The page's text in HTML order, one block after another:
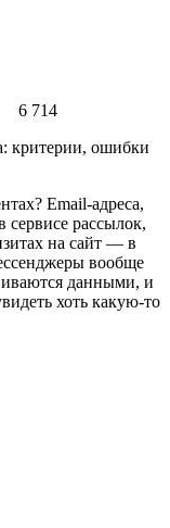
6 714
критерии, ошибки
Email-адреса,
рассылок,
на сайт — в
вообще
данными, и
хоть какую-то